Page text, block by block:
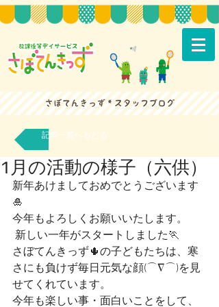
記事一覧へもどる
1月の活動の様子（六供）
新年あけましておめでとうございます
🎍
今年もよろしくお願いいたします。
新しい一年がスタートしました🏃
さぼてんきっず🌵の子どもたちは、寒
さにも負けず毎日元気な顔(⌒∇⌒)を見
せてくれています。
今年も楽しい事・面白いことをして、